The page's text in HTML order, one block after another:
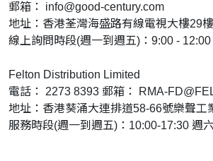
郵箱： info@good-century.com
地址：香港荃灣海盛路有線電視大樓29
線上詢問時段(週一到週五)：9:00 -
Felton Distribution Limited
電話： 2273 8393 郵箱：
RMA-
地址：香港葵涌大連排道58-66號樂聲工
服務時段(週一到週五)：10:00-17:30 週